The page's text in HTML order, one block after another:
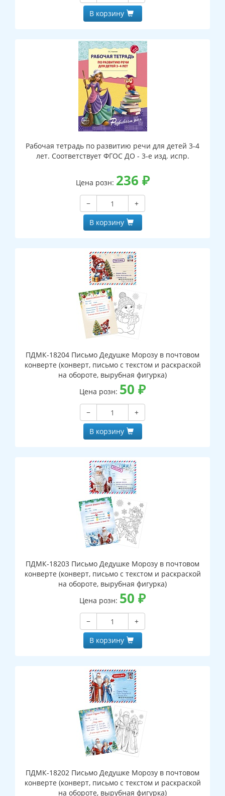
В корзину
Рабочая тетрадь по развитию речи для детей 3-4
лет. Соответствует ФГОС ДО - 3-е изд. испр.
Цена розн: 236 ₽
−
+
В корзину
ПДМК-18204 Письмо Дедушке Морозу в почтовом
конверте (конверт, письмо с текстом и раскраской
на обороте, вырубная фигурка)
Цена розн: 50 ₽
−
+
В корзину
ПДМК-18203 Письмо Дедушке Морозу в почтовом
конверте (конверт, письмо с текстом и раскраской
на обороте, вырубная фигурка)
Цена розн: 50 ₽
−
+
В корзину
ПДМК-18202 Письмо Дедушке Морозу в почтовом
конверте (конверт, письмо с текстом и раскраской
на обороте, вырубная фигурка)